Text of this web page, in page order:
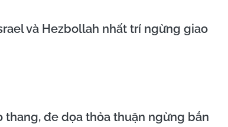
và Hezbollah nhất trí ngừng giao
thang, đe dọa thỏa thuận ngừng bắn